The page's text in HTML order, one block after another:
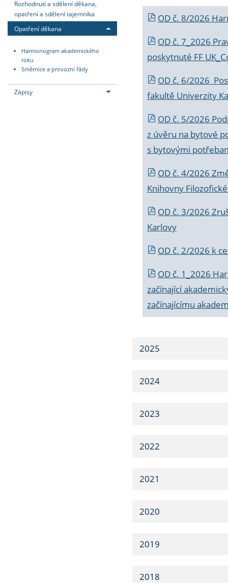
Rozhodnutí a sdělení děkana,
opatření a sdělení tajemníka
Opatření děkana
Harmonogram akademického
roku
Směrnice a provozní řády
Zápisy
OD č. 8/2026
OD č. 7_2026
poskytnuté FF
OD č. 6/2026
fakultě Univerzity
OD č. 5/2026
z úvěru na bytové
s bytovými
OD č. 4/2026
Knihovny
OD č. 3/2026
Karlovy
OD č. 2/2026 k
OD č. 1_2026
začínající
začínajícímu
2025
2024
2023
2022
2021
2020
2019
2018